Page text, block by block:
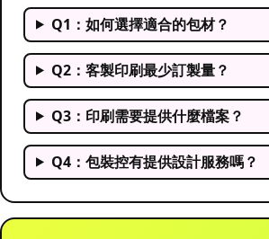
Q1：如何選擇適合的包材？
Q2：客製印刷最少訂製量？
Q3：印刷需要提供什麼檔案？
Q4：包裝控有提供設計服務嗎？